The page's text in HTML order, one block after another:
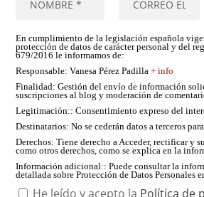
En cumplimiento de la legislación española
protección de datos de carácter personal y del
679/2016 le informamos de:
Responsable: Vanesa Pérez Padilla+ info
Finalidad: Gestión del envío de información
suscripciones al blog y moderación de
Legitimación:: Consentimiento expreso del
Destinatarios: No se cederán datos a terceros
Derechos: Tiene derecho a Acceder, rectificar y
como otros derechos, como se explica en la
Información adicional:: Puede consultar la
detallada sobre Protección de Datos Personales
He leído y acepto la Política de